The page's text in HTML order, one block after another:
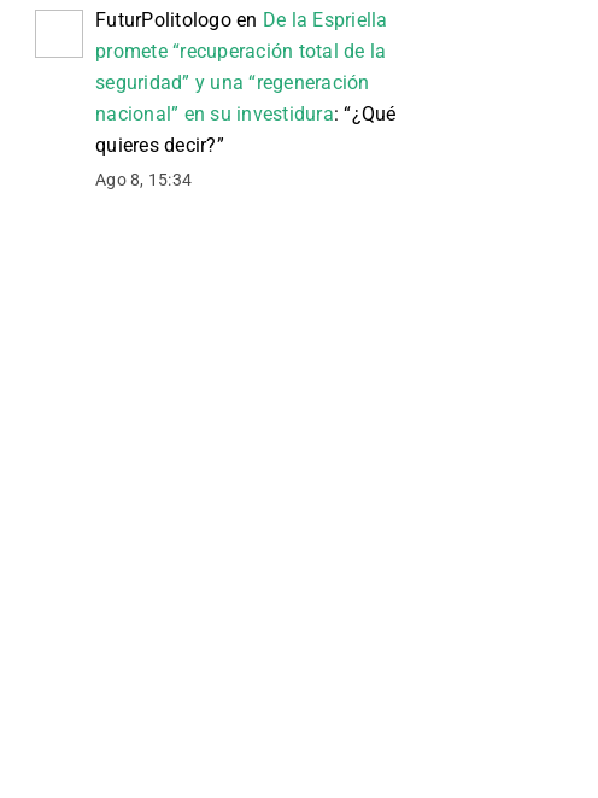
FuturPolitologoen De la Espriella
promete “recuperación total de la
seguridad” y una “regeneración
nacional” en su investidura: “¿Qué
quieres decir?”
Ago 8, 15:34